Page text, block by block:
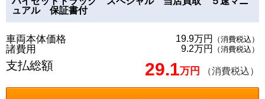
ュアル 保証書付
車両本体価格 19.9万円 （消費税込）
諸費用 9.2万円 （消費税込）
支払総額 29.1万円 （消費税込）